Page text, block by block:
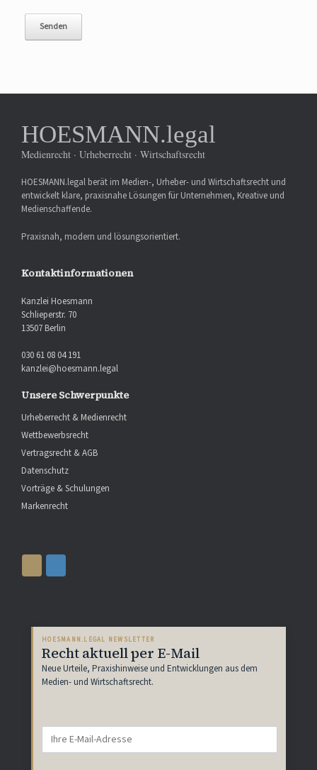
HOESMANN.legal
Medienrecht · Urheberrecht · Wirtschaftsrecht
HOESMANN.legal berät im Medien-, Urheber- und Wirtschaftsrecht und
entwickelt klare, praxisnahe Lösungen für Unternehmen, Kreative und
Medienschaffende.
Praxisnah, modern und lösungsorientiert.
Kontaktinformationen
Kanzlei Hoesmann
Schlieperstr. 70
13507 Berlin
030 61 08 04 191
kanzlei@hoesmann.legal
Unsere Schwerpunkte
Urheberrecht & Medienrecht
Wettbewerbsrecht
Vertragsrecht & AGB
Datenschutz
Vorträge & Schulungen
Markenrecht
HOESMANN.LEGAL NEWSLETTER
Recht aktuell per E-Mail
Neue Urteile, Praxishinweise und Entwicklungen aus dem
Medien- und Wirtschaftsrecht.